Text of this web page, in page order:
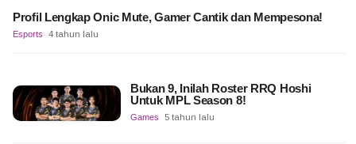
Profil Lengkap Onic Mute, Gamer Cantik dan Mempesona!
Esports 4 tahun lalu
Bukan 9, Inilah Roster RRQ Hoshi
Untuk MPL Season 8!
Games 5 tahun lalu